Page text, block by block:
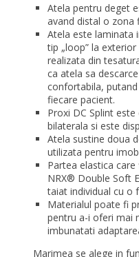
Atela pentru deget
avand distal o zona
Atela este laminata
tip „loop” la
realizata din
ca atela sa
confortabila,
fiecare pacient.
Proxi DC Splint
bilaterala si este
Atela sustine doua
utilizata pentru
Partea elastica
NRX® Double Soft
taiat individual cu o
Materialul poate fi
pentru a-i oferi mai
imbunatati
Marimea se alege in